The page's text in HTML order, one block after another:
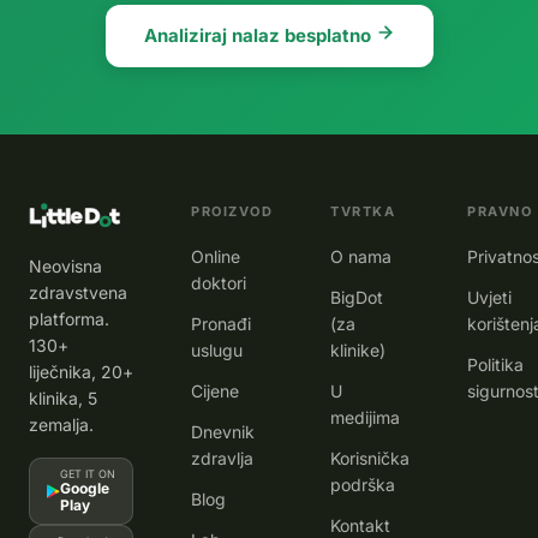
Analiziraj nalaz besplatno
Neovisna
zdravstvena
platforma.
130+
liječnika, 20+
klinika, 5
zemalja.
GET IT ON
Google
Play
PROIZVOD
Online
doktori
Pronađi
uslugu
Cijene
Dnevnik
zdravlja
Blog
TVRTKA
O nama
BigDot
(za
klinike)
U
medijima
Korisnička
podrška
Kontakt
PRAVNO
Uvjeti
Politika